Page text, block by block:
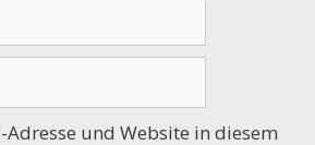
Adresse und Website in diesem